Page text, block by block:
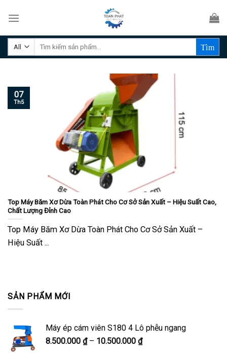
Tìm
SẢN PHẨM MỚI
Máy ép cám viên S180 4 Lô phễu ngang
8.500.000 ₫ – 10.500.000 ₫Khoảng
Top Máy Băm Xơ Dừa Toàn Phát Cho Cơ Sở Sản Xuất – Hiệu Suất Cao,
Chất Lượng Đỉnh Cao
Top Máy Băm Xơ Dừa Toàn Phát Cho Cơ Sở Sản Xuất –
Hiệu Suất ...
07
Th5